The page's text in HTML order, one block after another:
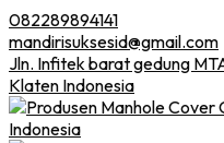
082289894141
mandirisuksesid@gmail.com
Jln. Infitek barat gedung
Klaten Indonesia